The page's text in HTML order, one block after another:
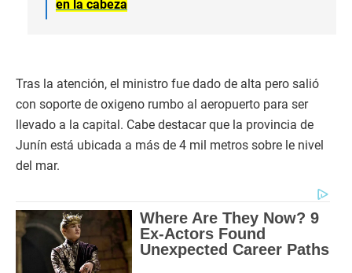
en la cabeza
Tras la atención, el ministro fue dado de alta pero salió
con soporte de oxigeno rumbo al aeropuerto para ser
llevado a la capital. Cabe destacar que la provincia de
Junín está ubicada a más de 4 mil metros sobre le nivel
del mar.